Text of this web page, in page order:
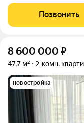
просторной гостиной
и зону для отдыха, а
Позвонить
8 600 000 ₽
47,7 м² 2-комн.
новостройка